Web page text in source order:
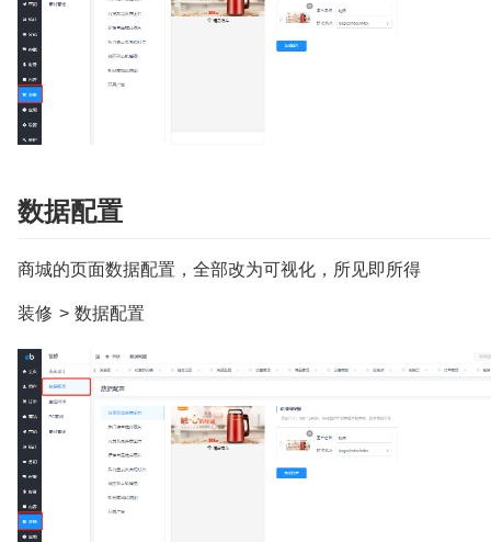
数据配置
商城的页面数据配置，全部改为可视化，所见即所得
装修 > 数据配置